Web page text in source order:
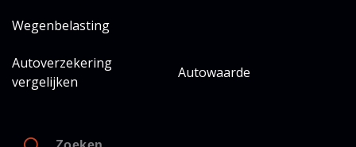
Wegenbelasting
Autoverzekering
vergelijken
Autowaarde